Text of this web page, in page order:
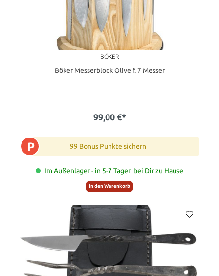
BÖKER
Böker Messerblock Olive f. 7 Messer
99,00 €*
P 99 Bonus Punkte sichern
Im Außenlager - in 5-7 Tagen bei Dir zu Hause
In den Warenkorb